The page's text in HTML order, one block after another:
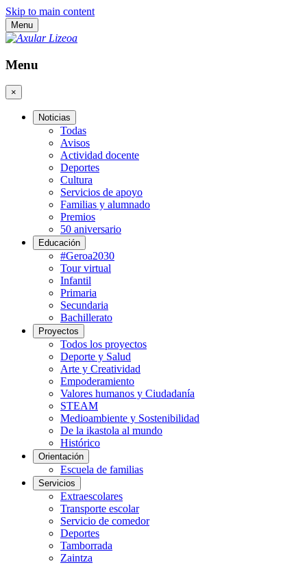
Skip to main content
Menu
Menu
×
Noticias
Todas
Avisos
Actividad docente
Deportes
Cultura
Servicios de apoyo
Familias y alumnado
Premios
50 aniversario
Educación
#Geroa2030
Tour virtual
Infantil
Primaria
Secundaria
Bachillerato
Proyectos
Todos los proyectos
Deporte y Salud
Arte y Creatividad
Empoderamiento
Valores humanos y Ciudadanía
STEAM
Medioambiente y Sostenibilidad
De la ikastola al mundo
Histórico
Orientación
Escuela de familias
Servicios
Extraescolares
Transporte escolar
Servicio de comedor
Deportes
Tamborrada
Zaintza